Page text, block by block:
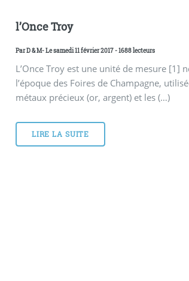
l’Once Troy
ParD & M- Le samedi 11 février 2017 - 1688 lecteurs
L’Once Troy est une unité de mesure [1]
l’époque des Foires de Champagne,
métaux précieux (or, argent) et les (…)
LIRE LA SUITE